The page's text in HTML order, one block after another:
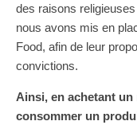
des raisons
nous avons mis en
Food, afin de leur
convictions.
Ainsi, en achetant
consommer un